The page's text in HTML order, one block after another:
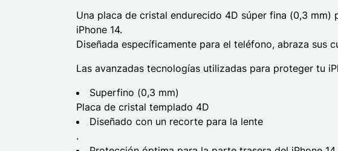
Una placa de cristal endurecido 4D súper fina (0,3
iPhone 14.
Diseñada específicamente para el teléfono, abraza sus
Las avanzadas tecnologías utilizadas para proteger tu
Superfino (0,3 mm)
Placa de cristal templado 4D
Diseñado con un recorte para la lente
.